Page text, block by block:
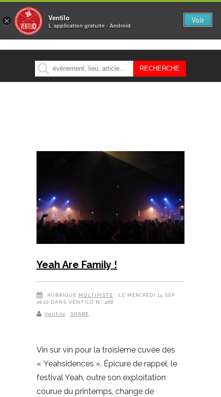
MENU
Yeah Are Family !
RUBRIQUE MULTIPISTE
, LE MERCREDI 14 SEP
2022 DANS VENTILO N° 468
Ventilo SHARE
Vin sur vin pour la troisième cuvée des
« Yeahsidences ». Épicure de rappel, le
festival Yeah, outre son exploitation
courue du printemps, change de
× Ventilo
L´application gratuite - Android
Voir